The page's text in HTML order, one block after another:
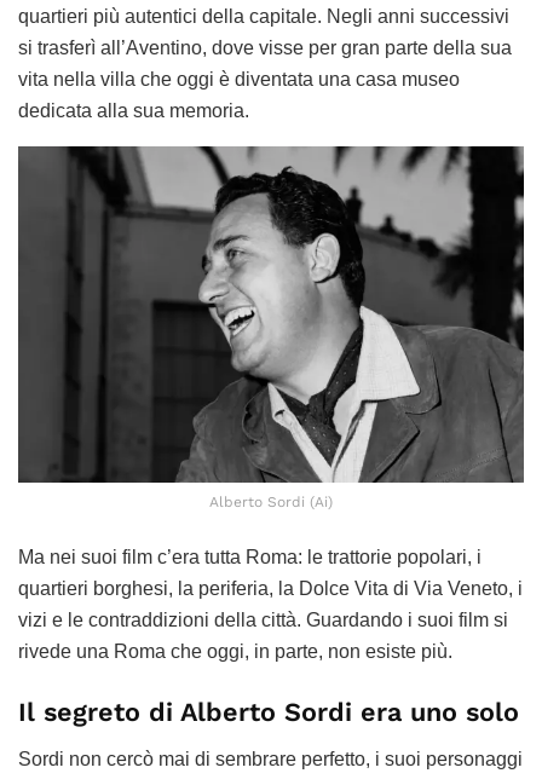
quartieri più autentici della capitale. Negli anni successivi
si trasferì all’Aventino, dove visse per gran parte della sua
vita nella villa che oggi è diventata una casa museo
dedicata alla sua memoria.
Alberto Sordi (Ai)
Ma nei suoi film c’era tutta Roma: le trattorie popolari, i
quartieri borghesi, la periferia, la Dolce Vita di Via Veneto, i
vizi e le contraddizioni della città. Guardando i suoi film si
rivede una Roma che oggi, in parte, non esiste più.
Il segreto di Alberto Sordi era uno solo
Sordi non cercò mai di sembrare perfetto, i suoi personaggi